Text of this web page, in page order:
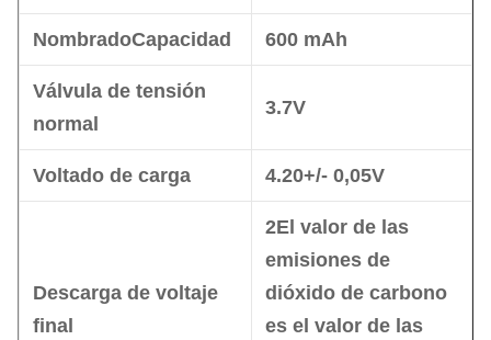
NombradoCapacidad 600 mAh
Válvula de tensión
normal
3.7V
Voltado de carga 4.20+/- 0,05V
Descarga de voltaje
final
2El valor de las
emisiones de
dióxido de carbono
es el valor de las